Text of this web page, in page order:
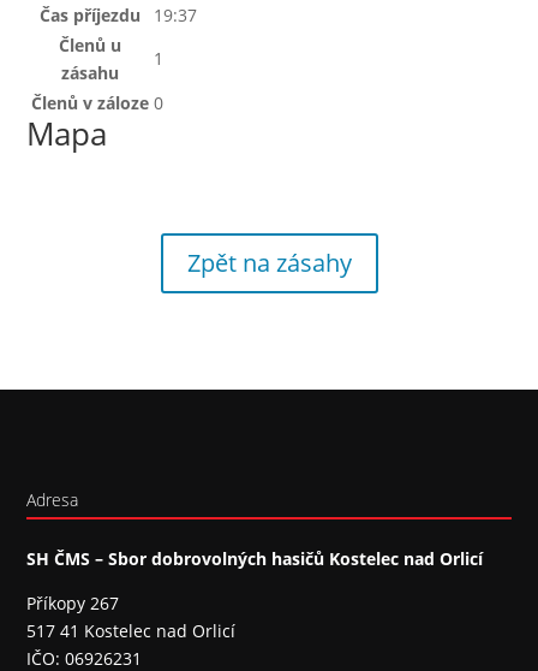
Čas příjezdu
19:37
Členů u
zásahu
1
Členů v záloze 0
Mapa
Zpět na zásahy
Adresa
SH ČMS – Sbor dobrovolných hasičů Kostelec nad Orlicí
Příkopy 267
517 41 Kostelec nad Orlicí
IČO: 06926231